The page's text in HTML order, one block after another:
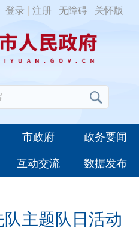
登录 注册 无障碍 关怀版
市政府 政务要闻
互动交流 数据发布
主题队日活动